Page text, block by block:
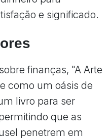
e significado.
finanças, "A Arte
como um oásis de
livro para ser
que as
penetrem em